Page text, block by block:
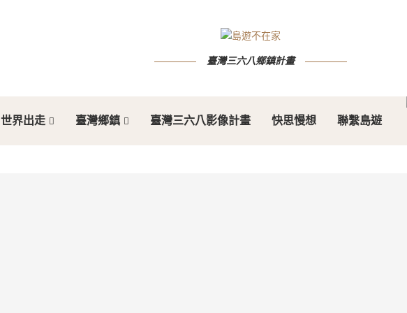
臺灣三六八鄉鎮計畫
世界出走 臺灣鄉鎮 臺灣三六八影像計畫 快思慢想 聯繫島遊